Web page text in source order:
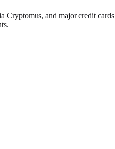
Cryptomus, and major credit cards